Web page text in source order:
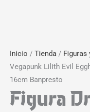
Inicio / Tienda /
Vegapunk Lilith Evil
16cm Banpresto
Figura